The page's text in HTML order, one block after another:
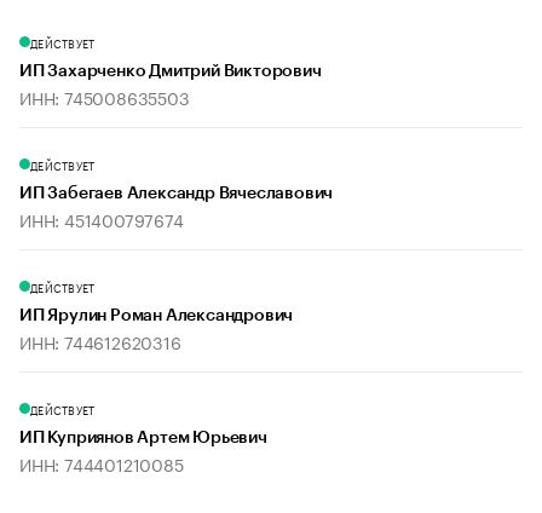
ДЕЙСТВУЕТ
ИП Захарченко Дмитрий Викторович
ИНН: 745008635503
ДЕЙСТВУЕТ
ИП Забегаев Александр Вячеславович
ИНН: 451400797674
ДЕЙСТВУЕТ
ИП Ярулин Роман Александрович
ИНН: 744612620316
ДЕЙСТВУЕТ
ИП Куприянов Артем Юрьевич
ИНН: 744401210085